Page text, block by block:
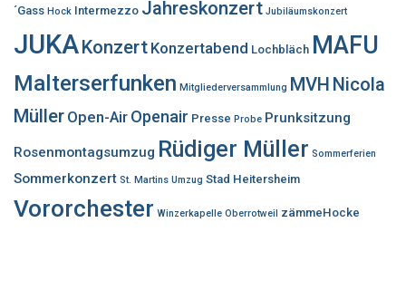
´Gass Hock Intermezzo Jahreskonzert Jubiläumskonzert
JUKAKonzert Konzertabend Lochbläch MAFU
Malterserfunken Mitgliederversammlung MVH Nicola
Müller Open-Air Openair Presse Probe Prunksitzung
Rosenmontagsumzug Rüdiger Müller Sommerferien
Sommerkonzert St. Martins Umzug Stad Heitersheim
Vororchester Winzerkapelle Oberrotweil zämmeHocke